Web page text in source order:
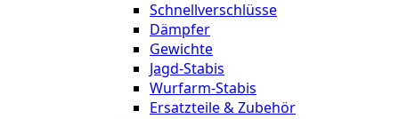
Schnellverschlüsse
Dämpfer
Gewichte
Jagd-Stabis
Wurfarm-Stabis
Ersatzteile & Zubehör